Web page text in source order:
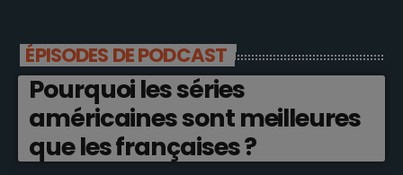
ÉPISODES DE PODCAST
Pourquoi les séries
américaines sont meilleures
que les françaises ?